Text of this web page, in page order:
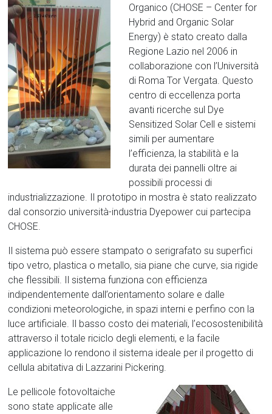
Organico (CHOSE – Center for
Hybrid and Organic Solar
Energy) è stato creato dalla
Regione Lazio nel 2006 in
collaborazione con l’Università
di Roma Tor Vergata. Questo
centro di eccellenza porta
avanti ricerche sul Dye
Sensitized Solar Cell e sistemi
simili per aumentare
l’efficienza, la stabilità e la
durata dei pannelli oltre ai
possibili processi di
industrializzazione. Il prototipo in mostra è stato realizzato
dal consorzio università-industria Dyepower cui partecipa
CHOSE.
Il sistema può essere stampato o serigrafato su superfici
tipo vetro, plastica o metallo, sia piane che curve, sia rigide
che flessibili. Il sistema funziona con efficienza
indipendentemente dall’orientamento solare e dalle
condizioni meteorologiche, in spazi interni e perfino con la
luce artificiale. Il basso costo dei materiali, l’ecosostenibilità
attraverso il totale riciclo degli elementi, e la facile
applicazione lo rendono il sistema ideale per il progetto di
cellula abitativa di Lazzarini Pickering.
Le pellicole fotovoltaiche
sono state applicate alle